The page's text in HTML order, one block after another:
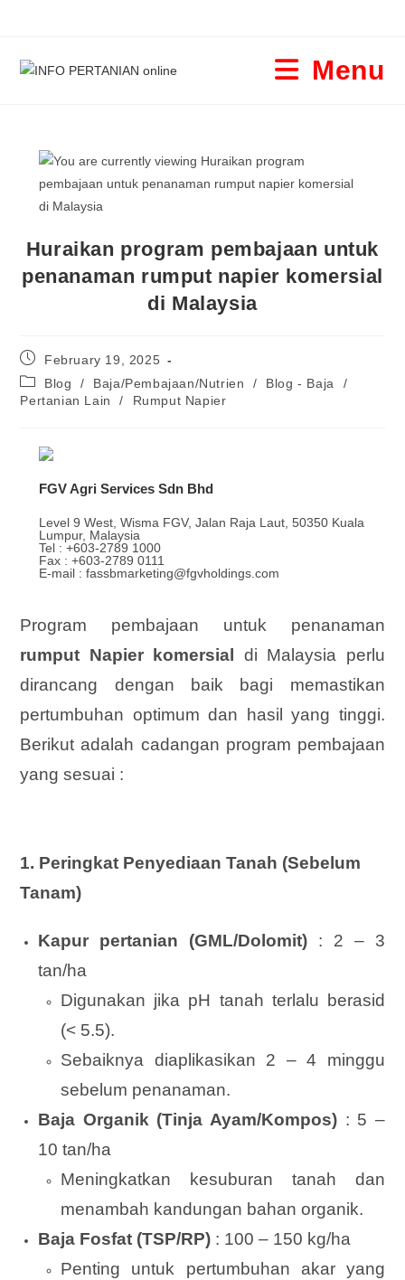
Menu
Huraikan program pembajaan untuk
penanaman rumput napier komersial
di Malaysia
February 19, 2025
Blog
/ Baja/Pembajaan/Nutrien / Blog - Baja
/
Pertanian Lain
/ Rumput Napier
FGV Agri Services Sdn Bhd
Level 9 West, Wisma FGV, Jalan Raja Laut, 50350 Kuala
Lumpur, Malaysia
Tel : +603-2789 1000
Fax : +603-2789 0111
E-mail : fassbmarketing@fgvholdings.com
Program pembajaan untuk penanaman
rumput Napier komersial
di Malaysia perlu
dirancang dengan baik bagi memastikan
pertumbuhan optimum dan hasil yang tinggi.
Berikut adalah cadangan program pembajaan
yang sesuai :
1. Peringkat Penyediaan Tanah (Sebelum
Tanam)
Kapur pertanian (GML/Dolomit) : 2 – 3
tan/ha
Digunakan jika pH tanah terlalu berasid
(< 5.5).
Sebaiknya diaplikasikan 2 – 4 minggu
sebelum penanaman.
Baja Organik (Tinja Ayam/Kompos) : 5 –
10 tan/ha
Meningkatkan kesuburan tanah dan
menambah kandungan bahan organik.
Baja Fosfat (TSP/RP) : 100 – 150 kg/ha
Penting untuk pertumbuhan akar yang